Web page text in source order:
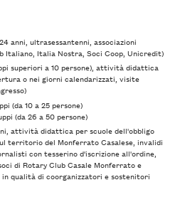
anni, ultrasessantenni, associazioni
Italiano, Italia Nostra, Soci Coop, Unicredit)
superiori a 10 persone), attività didattica
o nei giorni calendarizzati, visite
(da 10 a 25 persone)
(da 26 a 50 persone)
attività didattica per scuole dell'obbligo
territorio del Monferrato Casalese, invalidi
con tesserino d'iscrizione all'ordine,
di Rotary Club Casale Monferrato e
qualità di coorganizzatori e sostenitori